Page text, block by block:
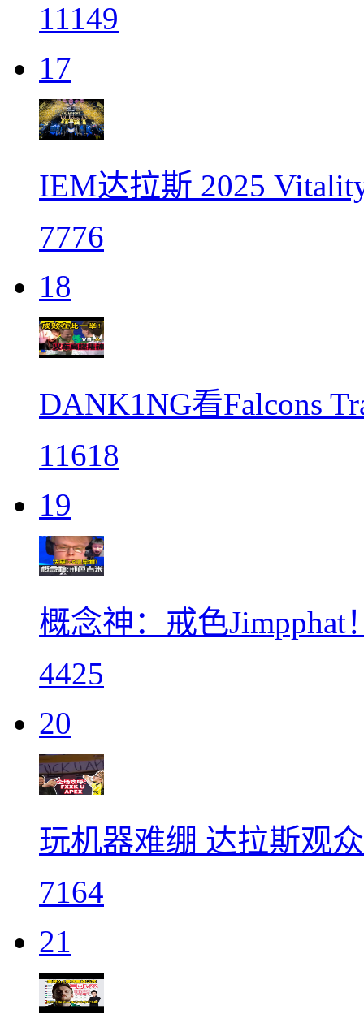
11149
17
IEM达拉斯 2025
7776
18
DANK1NG看Falcons
11618
19
概念神：戒色Jimpphat
4425
20
玩机器难绷 达拉斯观
7164
21